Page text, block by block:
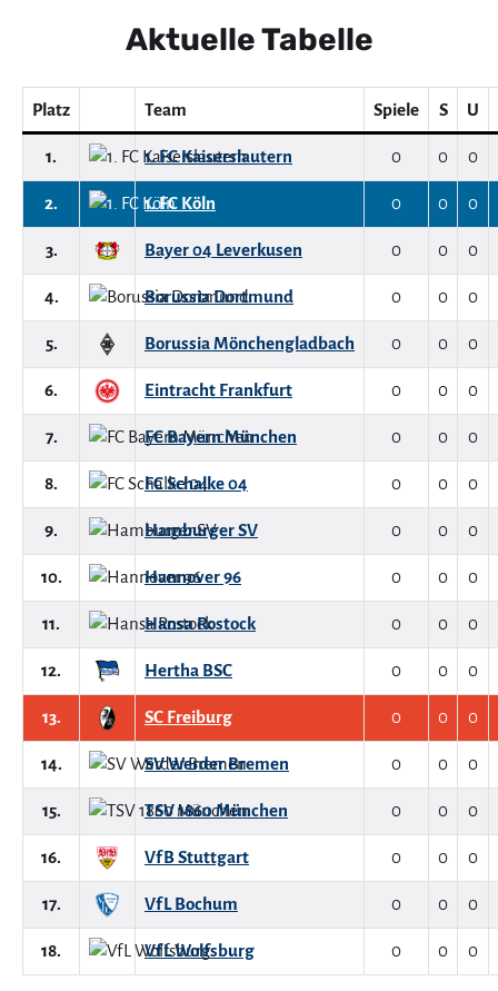
Aktuelle Tabelle
Platz Team Spiele S U
1. 1. FC Kaiserslautern 0 0 0
2. 1. FC Köln 0 0 0
3. Bayer 04 Leverkusen 0 0 0
4. Borussia Dortmund 0 0 0
5. Borussia Mönchengladbach 0 0 0
6. Eintracht Frankfurt 0 0 0
7. FC Bayern München 0 0 0
8. FC Schalke 04 0 0 0
9. Hamburger SV 0 0 0
10. Hannover 96 0 0 0
11. Hansa Rostock 0 0 0
12. Hertha BSC 0 0 0
13. SC Freiburg 0 0 0
14. SV Werder Bremen 0 0 0
15. TSV 1860 München 0 0 0
16. VfB Stuttgart 0 0 0
17. VfL Bochum 0 0 0
18. VfL Wolfsburg 0 0 0